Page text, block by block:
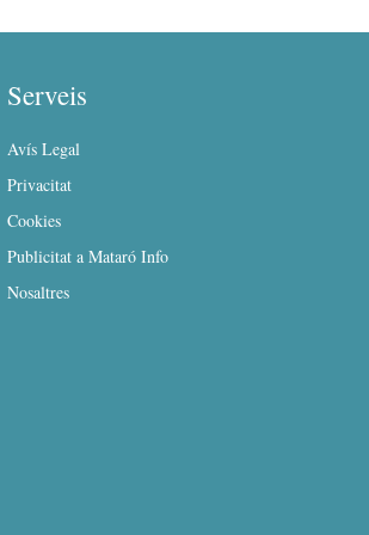
Serveis
Avís Legal
Privacitat
Cookies
Publicitat a Mataró Info
Nosaltres